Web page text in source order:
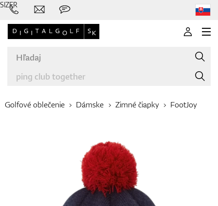
Palice
Golfové oblečenie Dámske Zimné čiapky FootJoy
SIZER